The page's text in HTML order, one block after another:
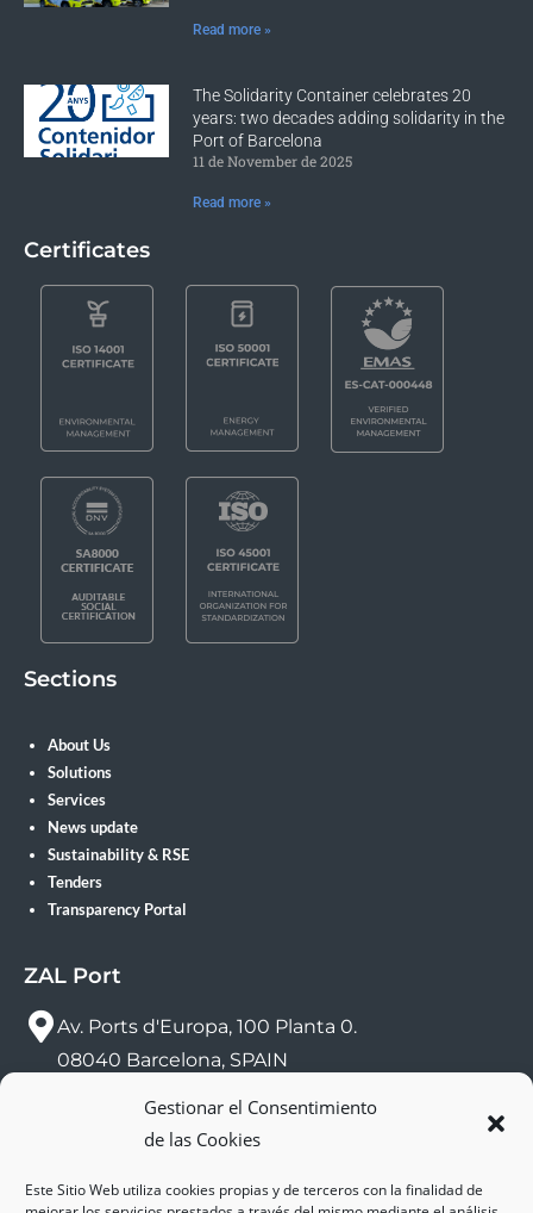
Gestionar el Consentimiento
de las Cookies
Este Sitio Web utiliza cookies propias y de terceros con la finalidad de
Read more »
The Solidarity Container celebrates 20
years: two decades adding solidarity in the
Port of Barcelona
11 de November de 2025
Read more »
Certificates
Sections
About Us
Solutions
Services
News update
Sustainability & RSE
Tenders
Transparency Portal
ZAL Port
Av. Ports d'Europa, 100 Planta 0.
08040 Barcelona, SPAIN
sac@zalport.com